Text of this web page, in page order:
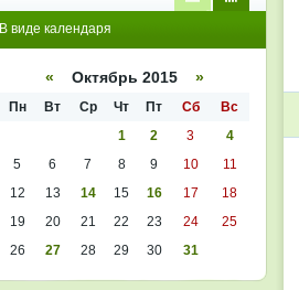
кален
списк
В виде календаря
« Октябрь 2015 »
Пн Вт Ср Чт Пт Сб
Вс
1
2 3
4
5
6 7 8 9 10
11
12
13 14 15 16 17
18
19
20 21 22 23 24
25
26
27 28 29 30 31